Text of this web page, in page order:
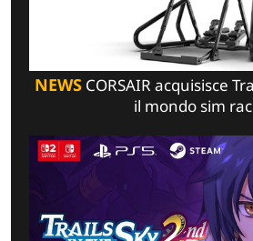
NEWSCORSAIR acquisisce
il mondo sim